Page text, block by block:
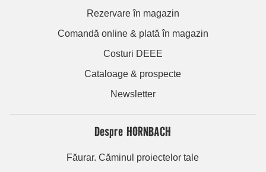
Rezervare în magazin
Comandă online & plată în magazin
Costuri DEEE
Cataloage & prospecte
Newsletter
Despre HORNBACH
Făurar. Căminul proiectelor tale